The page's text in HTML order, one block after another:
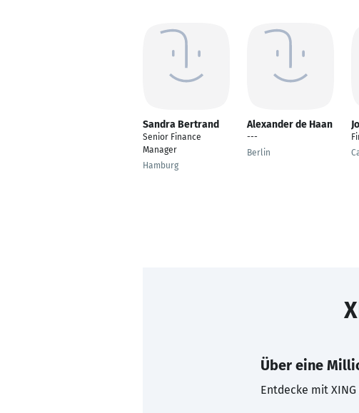
Sandra Bertrand
Senior Finance
Manager
Hamburg
Alexander de Haan
---
Berlin
Über eine
Entdecke mit